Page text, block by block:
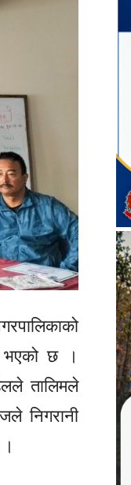
भएको छ ।
तालिमले
निगरानी